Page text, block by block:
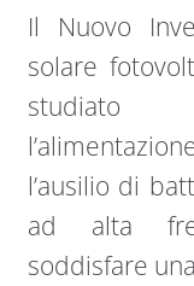
Il Nuovo
solare
studiato
l’ausilio di
ad alta
soddisfare